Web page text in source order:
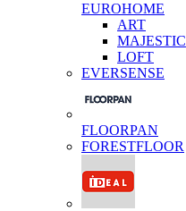
EUROHOME
ART
MAJESTIC
LOFT
EVERSENSE
FLOORPAN
FORESTFLOOR